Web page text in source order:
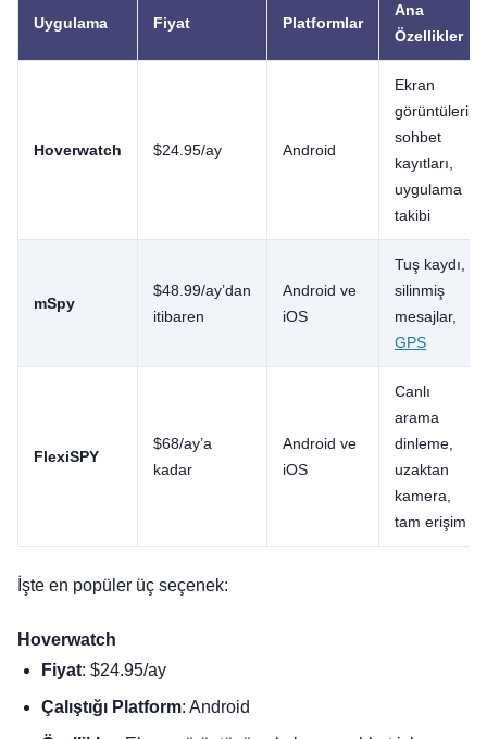
Uygulama Fiyat Platformlar
Ana
Özellikler
Hoverwatch $24.95/ay Android
Ekran
görüntüleri,
sohbet
kayıtları,
uygulama
takibi
mSpy
$48.99/ay’dan
itibaren
Android ve
iOS
Tuş kaydı,
silinmiş
mesajlar,
GPS
FlexiSPY
$68/ay’a
kadar
Android ve
iOS
Canlı
arama
dinleme,
uzaktan
kamera,
tam erişim
İşte en popüler üç seçenek:
Hoverwatch
Fiyat: $24.95/ay
Çalıştığı Platform: Android